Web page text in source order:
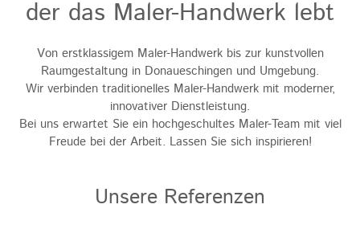
der das Maler-Handwerk lebt
Von erstklassigem Maler-Handwerk bis zur kunstvollen
Raumgestaltung in Donaueschingen und Umgebung.
Wir verbinden traditionelles Maler-Handwerk mit moderner,
innovativer Dienstleistung.
Bei uns erwartet Sie ein hochgeschultes Maler-Team mit viel
Freude bei der Arbeit. Lassen Sie sich inspirieren!
Unsere Referenzen